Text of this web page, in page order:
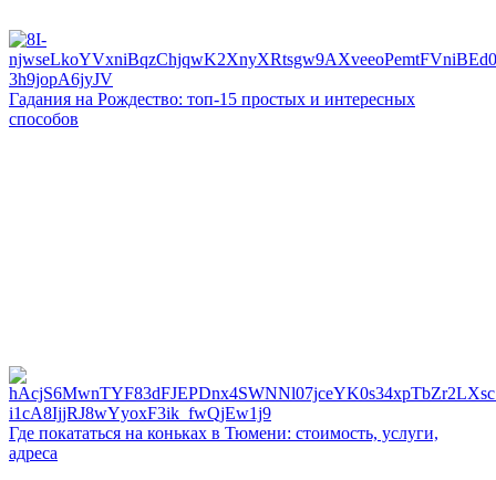
Гадания на Рождество: топ-15 простых и интересных
способов
Где покататься на коньках в Тюмени: стоимость, услуги,
адреса